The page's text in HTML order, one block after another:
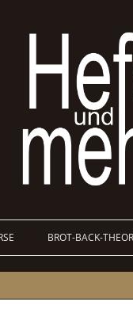
BROT-BACK-